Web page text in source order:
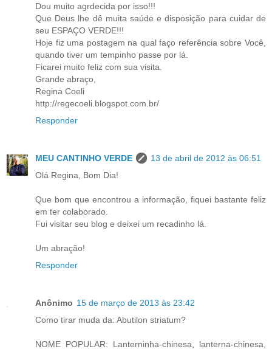
Dou muito agrdecida por isso!!!
Que Deus lhe dê muita saúde e disposição para cuidar de
seu ESPAÇO VERDE!!!
Hoje fiz uma postagem na qual faço referência sobre Você,
quando tiver um tempinho passe por lá.
Ficarei muito feliz com sua visita.
Grande abraço,
Regina Coeli
http://regecoeli.blogspot.com.br/
Responder
MEU CANTINHO VERDE
13 de abril de 2012 às 06:51
Olá Regina, Bom Dia!
Que bom que encontrou a informação, fiquei bastante feliz
em ter colaborado.
Fui visitar seu blog e deixei um recadinho lá.
Um abração!
Responder
Anônimo 15 de março de 2013 às 23:42
Como tirar muda da: Abutilon striatum?
NOME POPULAR: Lanterninha-chinesa, lanterna-chinesa,